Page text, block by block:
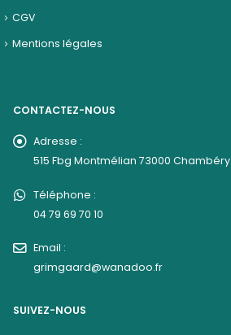
CGV
Mentions légales
CONTACTEZ-NOUS
Adresse :
515 Fbg Montmélian 73000 Chambéry
Téléphone :
04 79 69 70 10
Email :
grimgaard@wanadoo.fr
SUIVEZ-NOUS